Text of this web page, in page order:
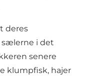
deres
sælerne i det
senere
klumpfisk, hajer